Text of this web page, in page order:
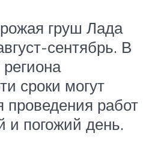
груш Лада
сентябрь. В
сроки могут
проведения работ
и погожий день.